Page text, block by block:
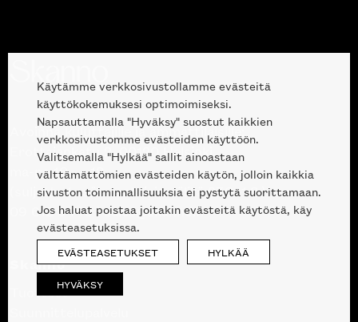
Avoinna kuluttajille ja ammattilaisille:
Erottajankatu 2, 00120 Helsinki
ma-pe 10 — 18
(suljettu kesälauantaisin välillä 27.6.-1.8.)
09 612 9440 |sales@skanno.fi
Skanno
Tuotteet
Käytämme verkkosivustollamme evästeitä
käyttökokemuksesi optimoimiseksi.
Napsauttamalla "Hyväksy" suostut kaikkien
verkkosivustomme evästeiden käyttöön.
Valitsemalla "Hylkää" sallit ainoastaan
välttämättömien evästeiden käytön, jolloin kaikkia
sivuston toiminnallisuuksia ei pystytä suorittamaan.
Jos haluat poistaa joitakin evästeitä käytöstä, käy
evästeasetuksissa.
EVÄSTEASETUKSET HYLKÄÄ
HYVÄKSY